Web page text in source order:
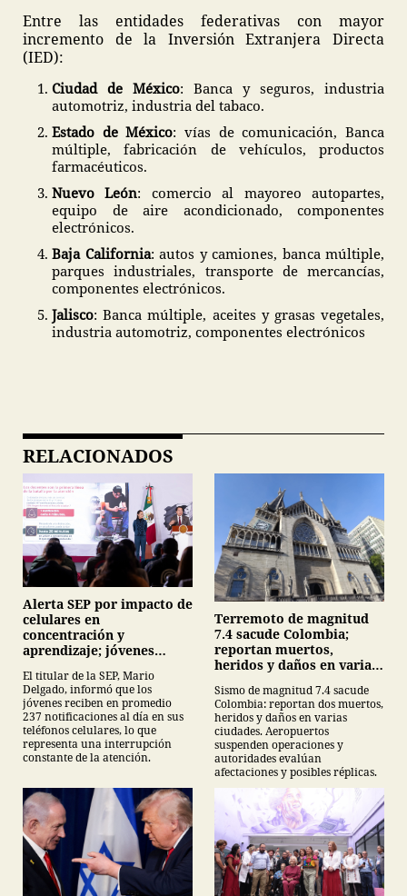
Entre las entidades federativas con mayor
incremento de la Inversión Extranjera Directa
(IED):
Ciudad de México: Banca y seguros, industria
automotriz, industria del tabaco.
Estado de México: vías de comunicación, Banca
múltiple, fabricación de vehículos, productos
farmacéuticos.
Nuevo León: comercio al mayoreo autopartes,
equipo de aire acondicionado, componentes
electrónicos.
Baja California: autos y camiones, banca múltiple,
parques industriales, transporte de mercancías,
componentes electrónicos.
Jalisco: Banca múltiple, aceites y grasas vegetales,
industria automotriz, componentes electrónicos
RELACIONADOS
Alerta SEP por impacto de
celulares en
concentración y
aprendizaje; jóvenes
al día
El titular de la SEP, Mario
Delgado, informó que los
jóvenes reciben en promedio
237 notificaciones al día en sus
teléfonos celulares, lo que
representa una interrupción
constante de la atención.
Terremoto de magnitud
7.4 sacude Colombia;
reportan muertos,
heridos y daños en varias
Sismo de magnitud 7.4 sacude
Colombia: reportan dos muertos,
heridos y daños en varias
ciudades. Aeropuertos
suspenden operaciones y
autoridades evalúan
afectaciones y posibles réplicas.